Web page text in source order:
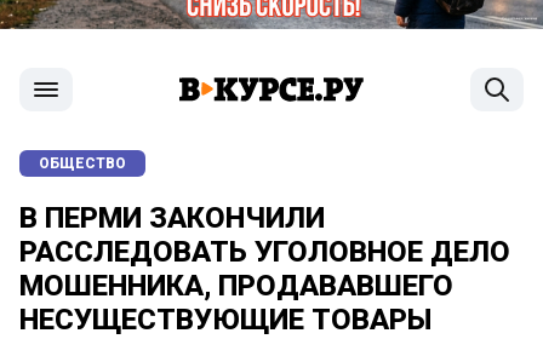
ОБЩЕСТВО
В ПЕРМИ ЗАКОНЧИЛИ
РАССЛЕДОВАТЬ УГОЛОВНОЕ ДЕЛО
МОШЕННИКА, ПРОДАВАВШЕГО
НЕСУЩЕСТВУЮЩИЕ ТОВАРЫ